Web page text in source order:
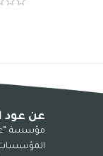
عن عود
مؤسسة
المؤسسات